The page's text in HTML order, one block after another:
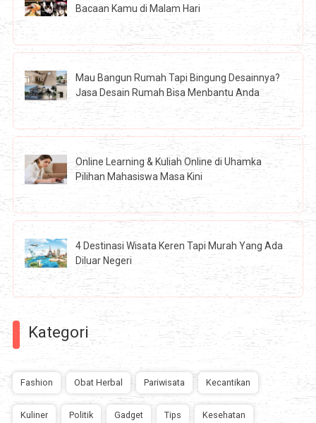
Bacaan Kamu di Malam Hari
Mau Bangun Rumah Tapi Bingung Desainnya?
Jasa Desain Rumah Bisa Menbantu Anda
Online Learning & Kuliah Online di Uhamka
Pilihan Mahasiswa Masa Kini
4 Destinasi Wisata Keren Tapi Murah Yang Ada
Diluar Negeri
Kategori
Fashion Obat Herbal Pariwisata Kecantikan
Kuliner Politik Gadget Tips Kesehatan